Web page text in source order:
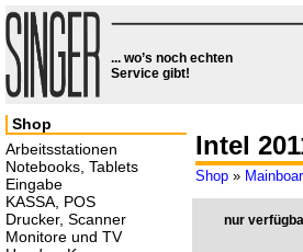
... wo’s noch echten
Service gibt!
Intel
Shop »
nur
Shop
Arbeitsstationen
Notebooks, Tablets
Eingabe
KASSA, POS
Drucker, Scanner
Monitore und TV